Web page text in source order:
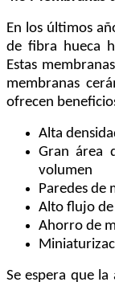
En los últimos
de fibra hueca
Estas
membranas
ofrecen
Alta
Gran área
volumen
Paredes de
Alto flujo
Ahorro de
Se espera que la